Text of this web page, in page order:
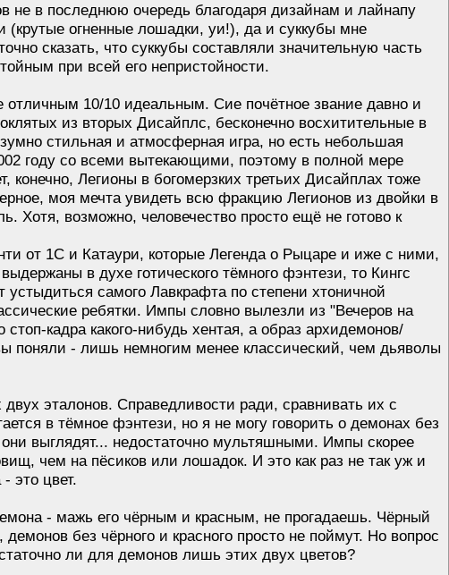
не в последнюю очередь благодаря дизайнам и лайнапу
огненные лошадки, уи!), да и суккубы мне
сказать, что суккубы составляли значительную часть
при всей его непристойности.
отличным 10/10 идеальным. Сие почётное звание давно и
из вторых Дисайплс, бесконечно восхитительные в
стильная и атмосферная игра, но есть небольшая
году со всеми вытекающими, поэтому в полной мере
Легионы в богомерзких третьих Дисайплах тоже
моя мечта увидеть всю фракцию Легионов из двойки в
Хотя, возможно, человечество просто ещё не готово к
от 1С и Катаури, которые Легенда о Рыцаре и иже с ними,
в духе готического тёмного фэнтези, то Кингс
самого Лавкрафта по степени хтоничной
ребятки. Импы словно вылезли из "Вечеров на
кадра какого-нибудь хентая, а образ архидемонов/
- лишь немногим менее классический, чем дьяволы
эталонов. Справедливости ради, сравнивать их с
в тёмное фэнтези, но я не могу говорить о демонах без
выглядят... недостаточно мультяшными. Импы скорее
чем на пёсиков или лошадок. И это как раз не так уж и
это цвет.
- мажь его чёрным и красным, не прогадаешь. Чёрный
без чёрного и красного просто не поймут. Но вопрос
ли для демонов лишь этих двух цветов?